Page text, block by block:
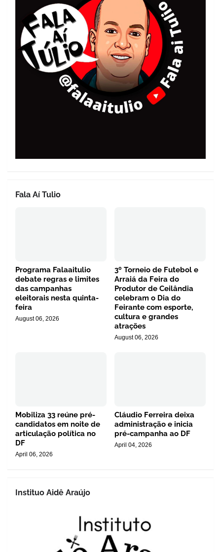
Fala Aí Tulio
Programa Falaaitulio
debate regras e limites
das campanhas
eleitorais nesta quinta-
feira
August 06, 2026
3º Torneio de Futebol e
Arraiá da Feira do
Produtor de Ceilândia
celebram o Dia do
Feirante com esporte,
cultura e grandes
atrações
August 06, 2026
Mobiliza 33 reúne pré-
candidatos em noite de
articulação política no
DF
April 06, 2026
Cláudio Ferreira deixa
administração e inicia
pré-campanha ao DF
April 04, 2026
Instituo Aidê Araújo